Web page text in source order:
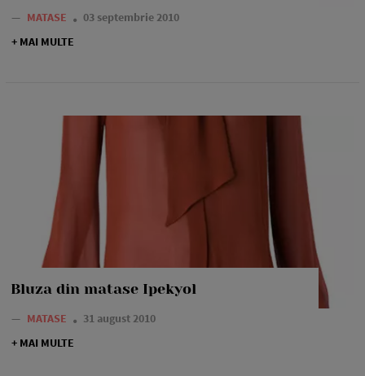
— MATASE
03 septembrie 2010
+ MAI MULTE
Bluza din matase Ipekyol
— MATASE
31 august 2010
+ MAI MULTE